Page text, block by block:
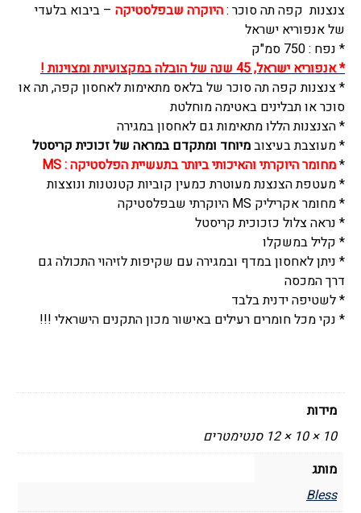
מרובעת
(סט
3
יחידות)
750
סמ"ק,
אקריל
מקורי
ברק
קריסטל,
דגם
סופרב
-
Bless
צנצנות קפה תה סוכר :היוקרה שבפלסטיקה – ביבוא בלעדי
של אנפוריא ישראל
* נפח : 750 סמ"ק
* אנפוריא ישראל, 45 שנה של הובלה במקצועיות ומצוינות !
* צנצנות קפה תה סוכר של בלאס מתאימות לאחסון קפה, תה או
סוכר או תבלינים באטימה מוחלטת
* הצנצנות הללו מתאימות גם לאחסון במגירה
* מעוצבת בעיצובמיוחד ומתקדם במראה של זכוכית קריסטל
*מחומר היוקרתי והאיכותי ביותר בתעשיית הפלסטיקה : MS
* מעטפת הצנצנת מעוטרת כמעין קוביות קטנטנות ונוצצות
* מחומר אקריליק MS היוקרתי שבפלסטיקה
* נראה צלול כזכוכית קריסטל
* קליל במשקלו
* ניתן לאחסון במדף ובמגירה עם שקיפות לזיהוי התכולה גם
דרך המכסה
* לשטיפה ידנית בלבד
* נקי מכל חומרים רעילים באישור מכון התקנים הישראלי !!!
מידות
10 × 10 × 12 סנטימטרים
מותג
Bless